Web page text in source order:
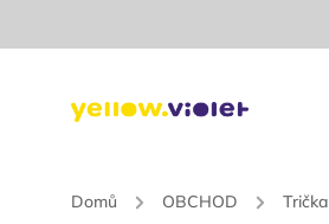
Domů / OBCHOD / Trička